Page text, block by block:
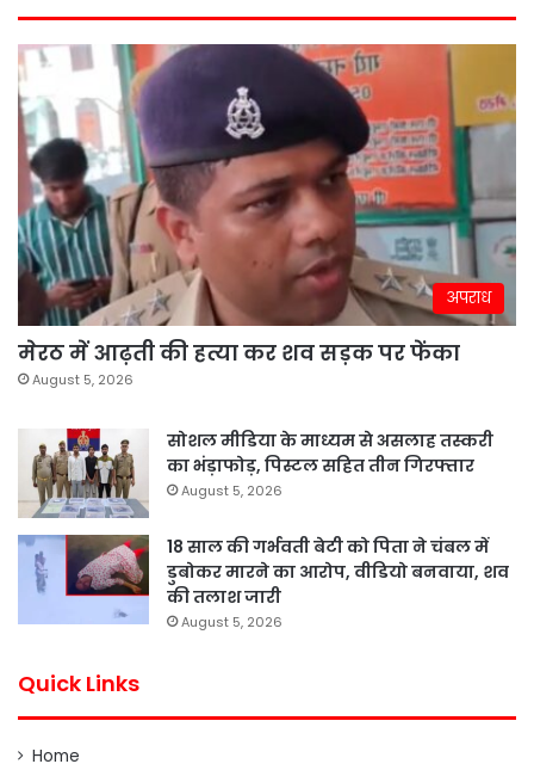
अपराध
मेरठ में आढ़ती की हत्या कर शव सड़क पर फेंका
August 5, 2026
सोशल मीडिया के माध्यम से असलाह तस्करी
का भंड़ाफोड़, पिस्टल सहित तीन गिरफ्तार
August 5, 2026
18 साल की गर्भवती बेटी को पिता ने चंबल में
डुबोकर मारने का आरोप, वीडियो बनवाया, शव
की तलाश जारी
August 5, 2026
Quick Links
Home